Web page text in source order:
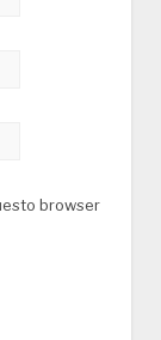
browser